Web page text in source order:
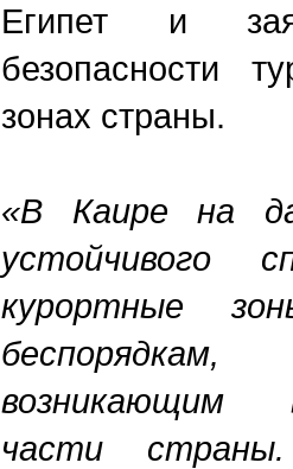
Египет и
безопасности
зонах страны.
«В Каире на
устойчивого
курортные
возникающим
части